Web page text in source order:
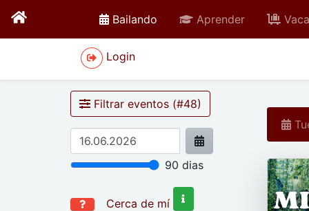
Bailando active Aprender
Login
Filtrar eventos (#48)
90 dias
Cerca de mí